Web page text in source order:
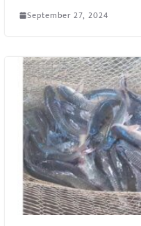
September 27, 2024